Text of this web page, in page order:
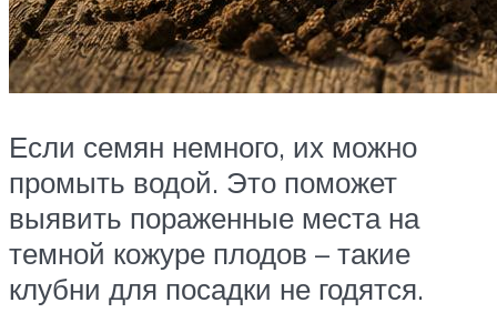
Если семян немного, их можно
промыть водой. Это поможет
выявить пораженные места на
темной кожуре плодов – такие
клубни для посадки не годятся.